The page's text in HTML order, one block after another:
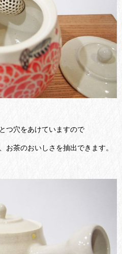
つ穴をあけていますので
お茶のおいしさを抽出できます。